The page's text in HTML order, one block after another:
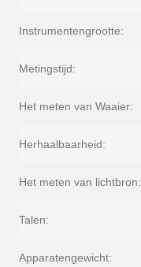
Instrumentengrootte:
Metingstijd:
Het meten van Waaier:
Herhaalbaarheid:
Het meten van lichtbron:
Talen:
Apparatengewicht: